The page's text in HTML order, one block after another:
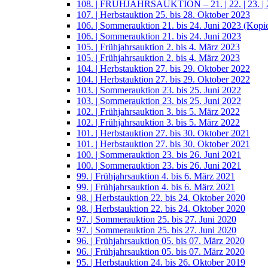
108. | FRÜHJAHRSAUKTION – 21. | 22. | 23. |
107. | Herbstauktion 25. bis 28. Oktober 2023
106. | Sommerauktion 21. bis 24. Juni 2023
106. | Sommerauktion 21. bis 24. Juni 2023
105. | Frühjahrsauktion 2. bis 4. März 2023
105. | Frühjahrsauktion 2. bis 4. März 2023
104. | Herbstauktion 27. bis 29. Oktober 2022
104. | Herbstauktion 27. bis 29. Oktober 2022
103. | Sommerauktion 23. bis 25. Juni 2022
103. | Sommerauktion 23. bis 25. Juni 2022
102. | Frühjahrsauktion 3. bis 5. März 2022
102. | Frühjahrsauktion 3. bis 5. März 2022
101. | Herbstauktion 27. bis 30. Oktober 2021
101. | Herbstauktion 27. bis 30. Oktober 2021
100. | Sommerauktion 23. bis 26. Juni 2021
100. | Sommerauktion 23. bis 26. Juni 2021
99. | Frühjahrsauktion 4. bis 6. März 2021
99. | Frühjahrsauktion 4. bis 6. März 2021
98. | Herbstauktion 22. bis 24. Oktober 2020
98. | Herbstauktion 22. bis 24. Oktober 2020
97. | Sommerauktion 25. bis 27. Juni 2020
97. | Sommerauktion 25. bis 27. Juni 2020
96. | Frühjahrsauktion 05. bis 07. März 2020
96. | Frühjahrsauktion 05. bis 07. März 2020
95. | Herbstauktion 24. bis 26. Oktober 2019